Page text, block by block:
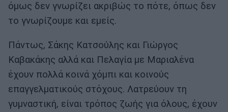
όμως δεν γνωρίζει ακριβώς το πότε, όπως δεν
το γνωρίζουμε και εμείς.
Πάντως, Σάκης Κατσούλης και Γιώργος
Καβακάκης αλλά και Πελαγία με Μαριαλένα
έχουν πολλά κοινά χόμπι και κοινούς
επαγγελματικούς στόχους. Λατρεύουν τη
γυμναστική, είναι τρόπος ζωής για όλους, έχουν